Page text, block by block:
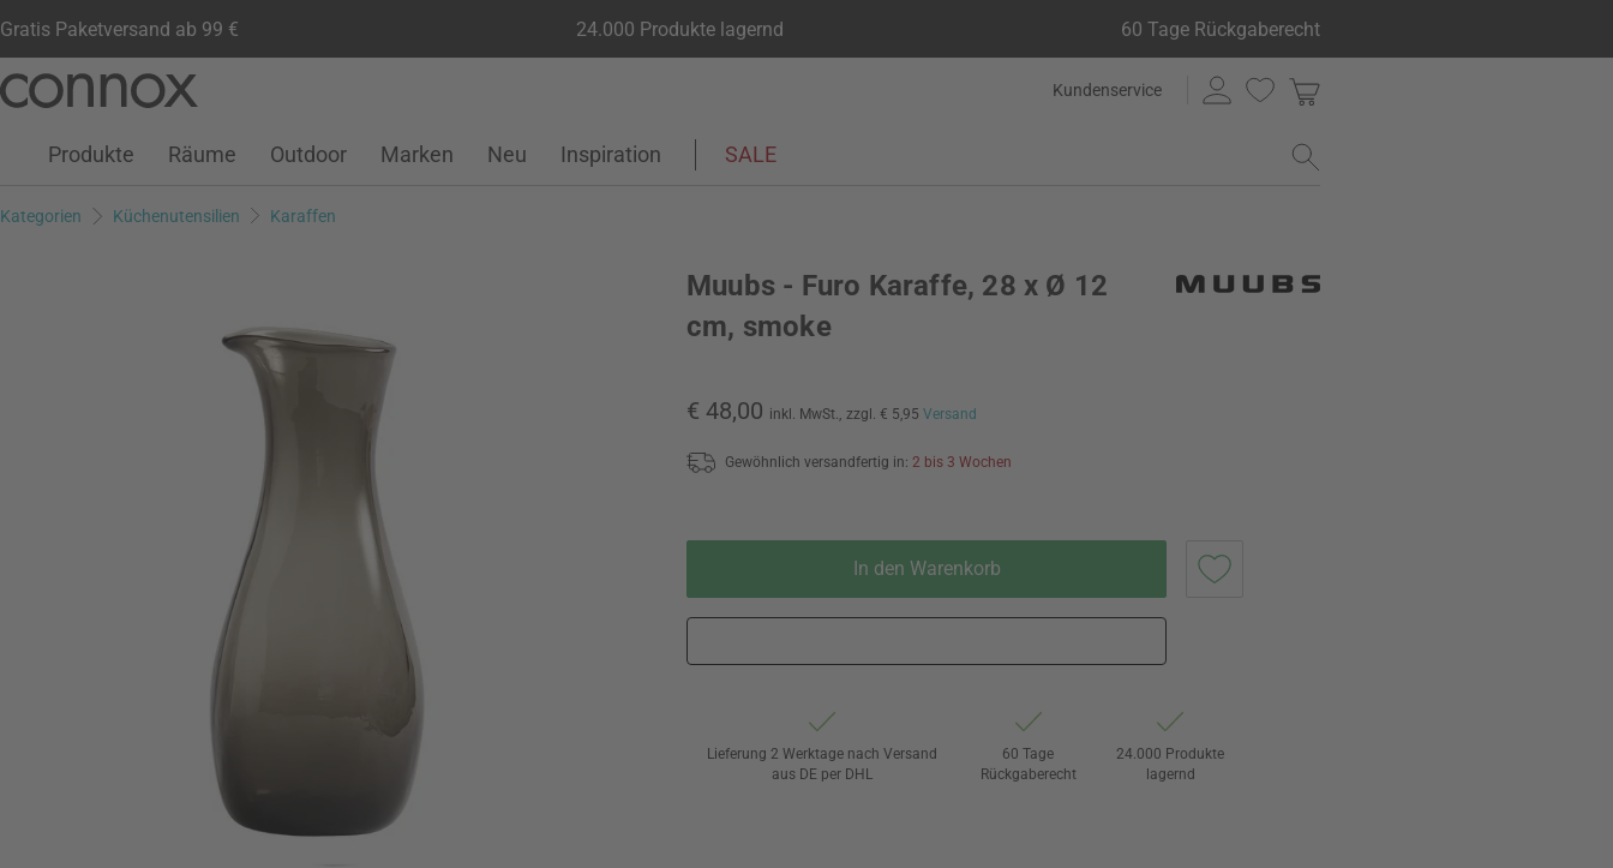
Gratis Paketversand ab 99 € 24.000 Produkte lagernd 60 Tage Rückgaberecht
Seiteninhalt
Suchfeld
Kundenservice
Kundenkonto
Wunschliste
Warenkorb
Produkte Räume Outdoor Marken Neu Inspiration SALE
Kategorien Küchenutensilien Karaffen
Muubs - Furo Karaffe, 28 x Ø 12
cm, smoke
€ 48,00 inkl. MwSt., zzgl. € 5,95 Versand
Gewöhnlich versandfertig in: 2 bis 3 Wochen
In den Warenkorb
Lieferung 2 Werktage nach Versand
aus DE per DHL
60 Tage
Rückgaberecht
24.000 Produkte
lagernd